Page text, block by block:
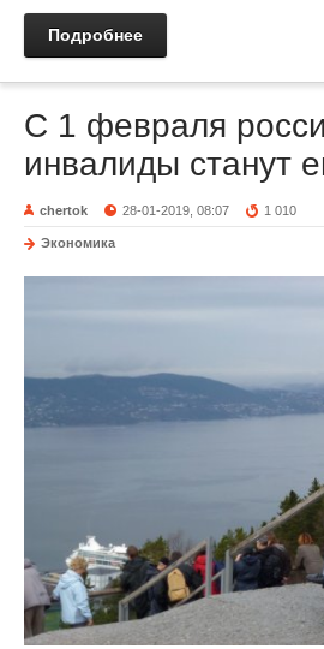
Подробнее
C 1 февраля
инвалиды станут
chertok 28-01-2019, 08:07 1 010
Экономика